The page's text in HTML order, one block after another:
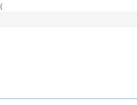
{